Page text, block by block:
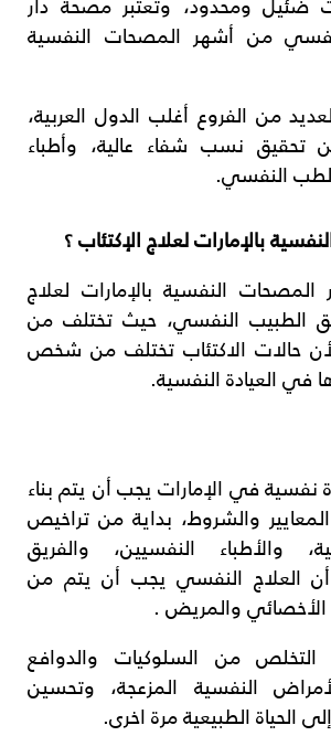
من أشهر المصحات النفسية
من الفروع أغلب الدول العربية،
تحقيق نسب شفاء عالية، وأطباء
النفسي.
بالإمارات لعلاج الإكتئاب ؟
المصحات النفسية بالإمارات لعلاج
الطبيب النفسي، حيث تختلف من
حالات الاكتئاب تختلف من شخص
في العيادة النفسية.
نفسية في الإمارات يجب أن يتم بناء
والشروط، بداية من تراخيص
والأطباء النفسيين، والفريق
العلاج النفسي يجب أن يتم من
الأخصائي والمريض .
من السلوكيات والدوافع
النفسية المزعجة، وتحسين
الحياة الطبيعية مرة اخرى.